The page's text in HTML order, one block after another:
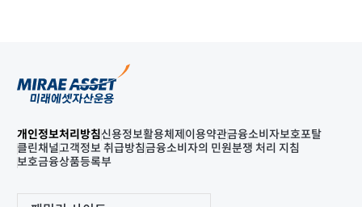
개인정보처리방침신용정보활용체제 이용약관금융소비자보호포탈
클린채널고객정보 취급방침금융소비자의 민원분쟁 처리 지침
보호금융상품등록부